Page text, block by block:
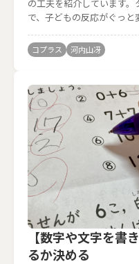
の工夫を紹介しています
で、子どもの反応がぐっと
コプラス 河内山冴
【数字や文字を書
るか決める